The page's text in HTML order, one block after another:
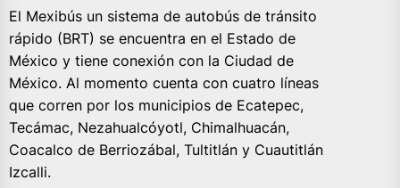
El Mexibús un sistema de autobús de tránsito
rápido (BRT) se encuentra en el Estado de
México y tiene conexión con la Ciudad de
México. Al momento cuenta con cuatro líneas
que corren por los municipios de Ecatepec,
Tecámac, Nezahualcóyotl, Chimalhuacán,
Coacalco de Berriozábal, Tultitlán y Cuautitlán
Izcalli.